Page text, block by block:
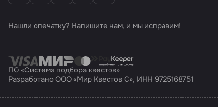
Нашли опечатку? Напишите нам, и мы исправим!
ПО «Система подбора квестов»
Разработано ООО «Мир Квестов С», ИНН 9725168751